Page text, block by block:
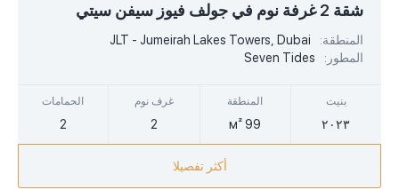
شقة 2 غرفة نوم في جولف فيوز سيفن سيتي
المنطقة:
JLT - Jumeirah Lakes Towers, Dubai
المطور:
Seven Tides
بنيت
٢٠٢٣
المنطقة
99 м²
غرف نوم
2
الحمامات
2
أكثر تفصيلا